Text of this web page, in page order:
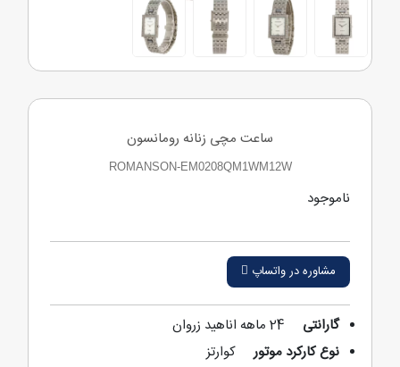
ساعت مچی زنانه رومانسون
ROMANSON-EM0208QM1WM12W
ناموجود
مشاوره در واتساپ
گارانتی
24 ماهه اناهید زروان
نوع کارکرد موتور
کوارتز